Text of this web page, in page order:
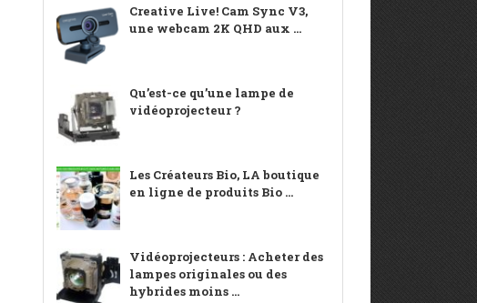
Creative Live! Cam Sync V3,
une webcam 2K QHD aux ...
Qu’est-ce qu’une lampe de
vidéoprojecteur ?
Les Créateurs Bio, LA boutique
en ligne de produits Bio ...
Vidéoprojecteurs : Acheter des
lampes originales ou des
hybrides moins ...